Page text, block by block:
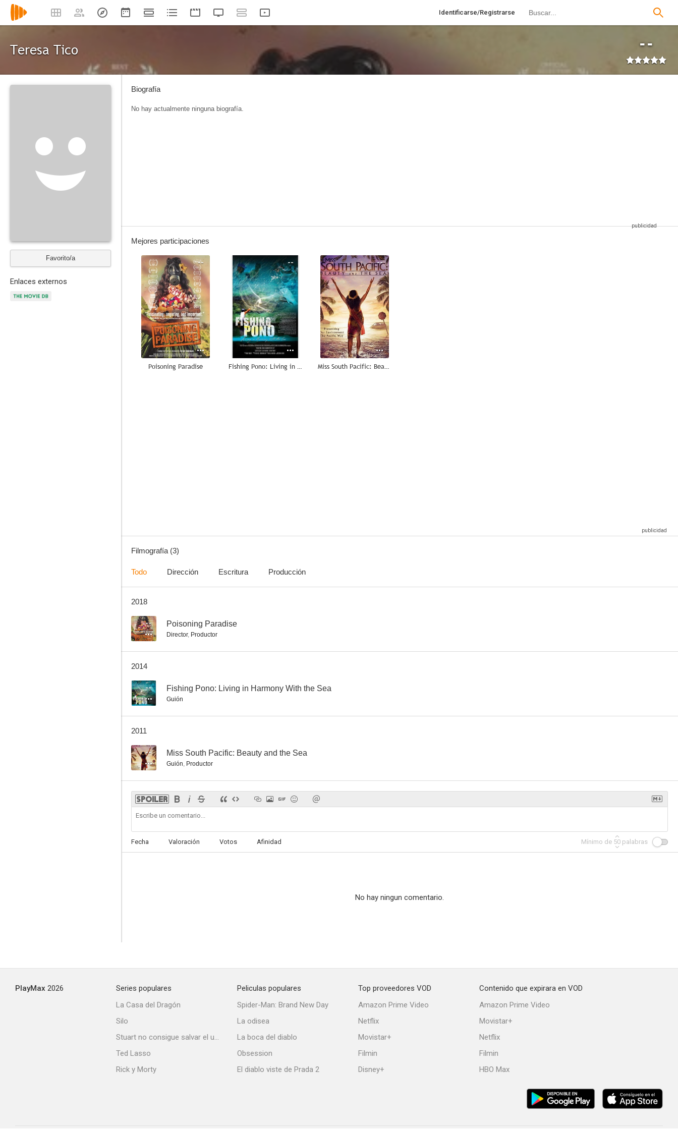
Identificarse/Registrarse
Teresa Tico --
Favorito/a
Enlaces externos
Biografía
No hay actualmente ninguna biografía.
Mejores participaciones
--
Poisoning Paradise
--
Fishing Pono: Living in Harmony With the Sea
--
Miss South Pacific: Beauty and the Sea
Filmografía (3)
Todo Dirección Escritura Producción
2018
-- Poisoning Paradise
Director, Productor
2014
-- Fishing Pono: Living in Harmony With the Sea
Guión
2011
-- Miss South Pacific: Beauty and the Sea
Guión, Productor
Fecha Valoración Votos Afinidad Mínimo de 50 palabras
No hay ningun comentario.
PlayMax 2026
Series populares
La Casa del Dragón
Silo
Stuart no consigue salvar el universo
Ted Lasso
Rick y Morty
Peliculas populares
Spider-Man: Brand New Day
La odisea
La boca del diablo
Obsession
El diablo viste de Prada 2
Top proveedores VOD
Amazon Prime Video
Netflix
Movistar+
Filmin
Disney+
Contenido que expirara en VOD
Amazon Prime Video
Movistar+
Netflix
Filmin
HBO Max